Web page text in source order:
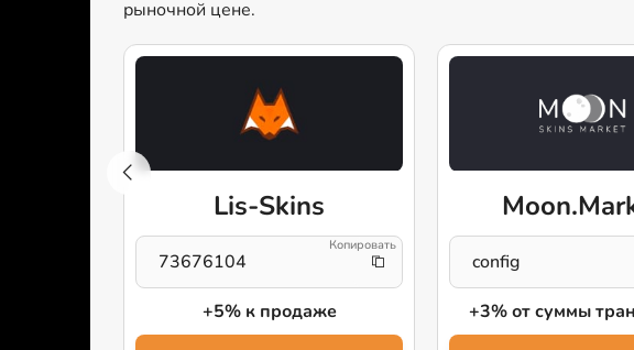
рыночной цене.
Lis-Skins
73676104
+5% к продаже
config
+3% от суммы